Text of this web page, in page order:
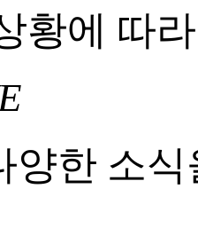
황에 따
양한 소